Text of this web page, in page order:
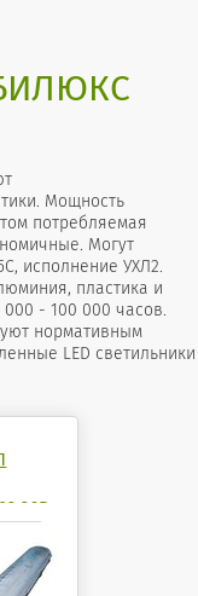
Мощность
потребляемая
Могут
исполнение УХЛ2.
пластика и
- 100 000 часов.
нормативным
LED светильники
36Вт